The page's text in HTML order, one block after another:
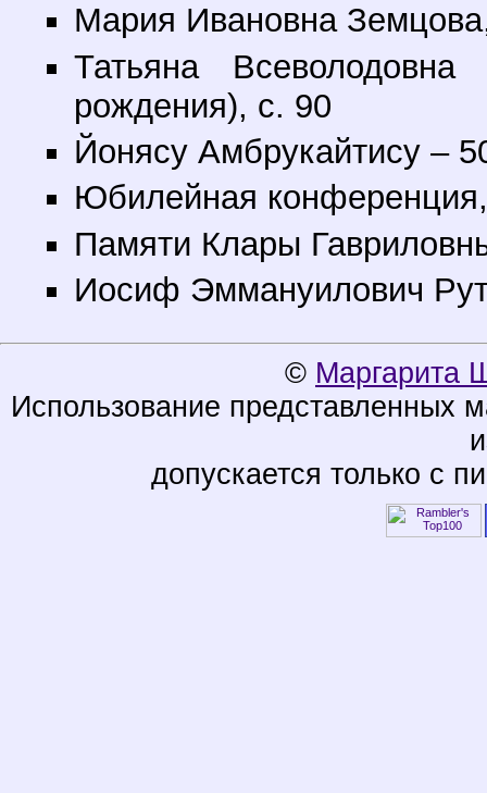
Мария Ивановна
Татьяна
рождения), с. 90
Йонясу Амбрукайтису –
Юбилейная
Памяти Клары
Иосиф Эммануилович
© Маргарита
Использование представленных
допускается только с